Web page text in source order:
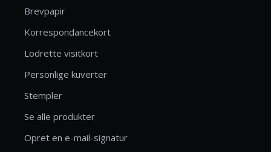
Brevpapir
Korrespondancekort
Lodrette visitkort
Personlige kuverter
Stempler
Se alle produkter
Opret en e-mail-signatur